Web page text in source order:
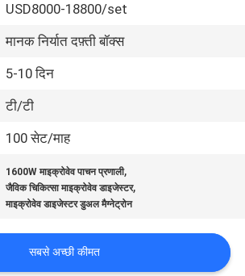
USD8000-18800/set
मानक निर्यात दफ़्ती बॉक्स
5-10 दिन
टी/टी
100 सेट/माह
1600W माइक्रोवेव पाचन प्रणाली,
जैविक चिकित्सा माइक्रोवेव डाइजेस्टर,
माइक्रोवेव डाइजेस्टर डुअल मैग्नेट्रोन
सबसे अच्छी कीमत